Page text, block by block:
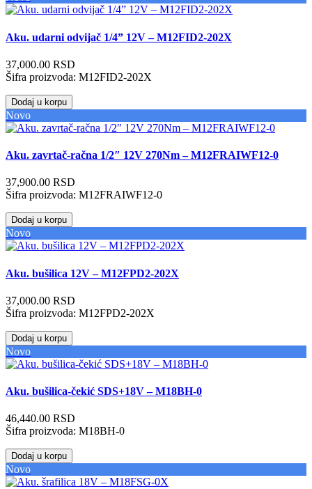
Aku. udarni odvijač 1/4” 12V – M12FID2-202X
37,000.00 RSD
Šifra proizvoda: M12FID2-202X
Dodaj u korpu
Novo
Aku. zavrtač-račna 1/2″ 12V 270Nm – M12FRAIWF12-0
37,900.00 RSD
Šifra proizvoda: M12FRAIWF12-0
Dodaj u korpu
Novo
Aku. bušilica 12V – M12FPD2-202X
37,000.00 RSD
Šifra proizvoda: M12FPD2-202X
Dodaj u korpu
Novo
Aku. bušilica-čekić SDS+18V – M18BH-0
46,440.00 RSD
Šifra proizvoda: M18BH-0
Dodaj u korpu
Novo